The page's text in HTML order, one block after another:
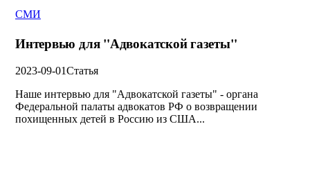
СМИ
Интервью для "Адвокатской газеты"
2023-09-01Статья
Наше интервью для "Адвокатской газеты" - органа
Федеральной палаты адвокатов РФ о возвращении
похищенных детей в Россию из США...